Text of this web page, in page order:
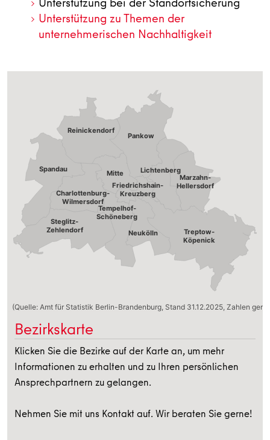
Unterstützung zu Themen der
unternehmerischen Nachhaltigkeit
Mitte
Friedrichshain-
Kreuzberg
Pankow
Charlottenburg-
Wilmersdorf
Spandau
Steglitz-
Zehlendorf
Tempelhof-
Schöneberg
Neukölln
Treptow-
Köpenick
Marzahn-
Hellersdorf
Lichtenberg
Reinickendorf
(Quelle: Amt für Statistik Berlin-Brandenburg, Stand 31.12.2025, Zahlen
Bezirkskarte
Klicken Sie die Bezirke auf der Karte an, um mehr
Informationen zu erhalten und zu Ihren persönlichen
Ansprechpartnern zu gelangen.
Nehmen Sie mit uns Kontakt auf. Wir beraten Sie gerne!